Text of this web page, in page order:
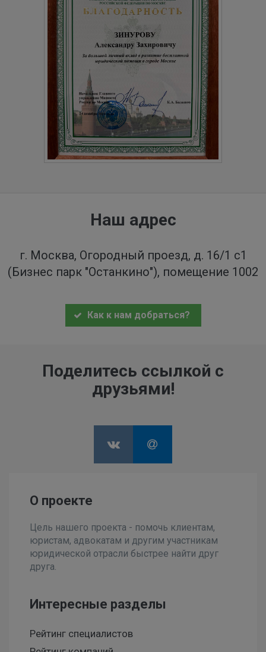
Наш адрес
г. Москва, Огородный проезд, д. 16/1 с1
(Бизнес парк "Останкино"), помещение 1002
Как к нам добраться?
Поделитесь ссылкой с
друзьями!
О проекте
Цель нашего проекта - помочь клиентам,
юристам, адвокатам и другим участникам
юридической отрасли быстрее найти друг
друга.
Интересные разделы
Рейтинг специалистов